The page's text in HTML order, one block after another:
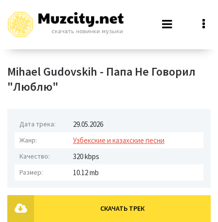
Mihael Gudovskih - Папа Не Говорил
"Люблю"
Дата трека: 29.05.2026
Жанр: Узбекские и казахские песни
Качество: 320 kbps
Размер: 10.12 mb
СКАЧАТЬ ТРЕК